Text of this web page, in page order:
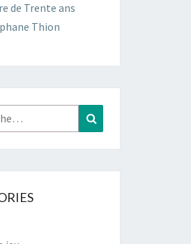
de Trente ans
Thion
: